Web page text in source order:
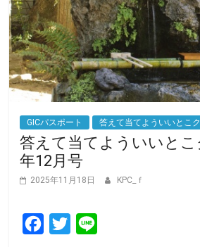
GICパスポート 答えて当てよういいとこ
答えて当てよういいと
年12月号
2025年11月18日 KPC_ｆ
T